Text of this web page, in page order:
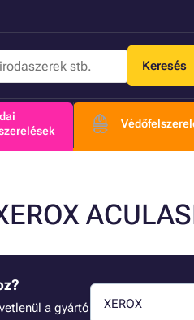
Keresés
a gyártó
XEROX